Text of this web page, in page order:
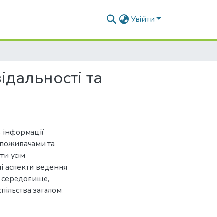
Увійти
та
інформації
та
усім
аспекти ведення
середовище,
загалом.